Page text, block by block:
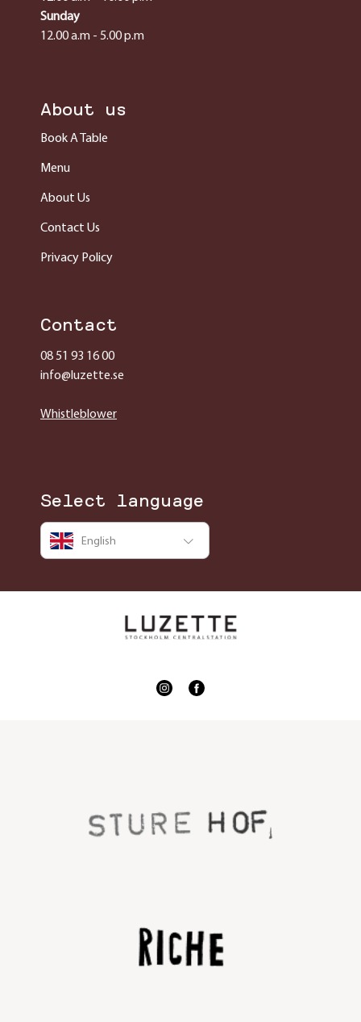
Sunday
12.00 a.m - 5.00 p.m
About us
Book A Table
Menu
About Us
Contact Us
Privacy Policy
Contact
08 51 93 16 00
info@luzette.se
Whistleblower
Select language
English